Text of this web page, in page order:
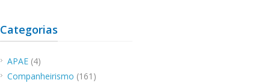
Categorias
APAE (4)
Companheirismo (161)